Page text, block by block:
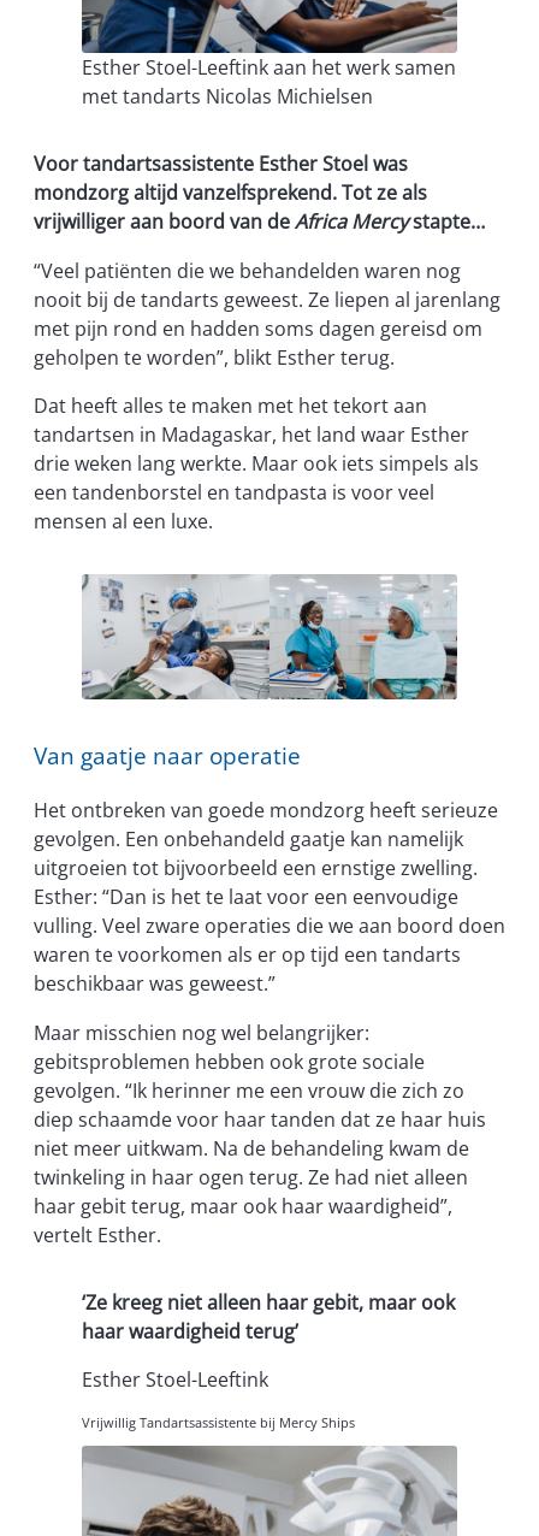
Esther Stoel-Leeftink aan het werk samen
met tandarts Nicolas Michielsen
Voor tandartsassistente Esther Stoel was
mondzorg altijd vanzelfsprekend. Tot ze als
vrijwilliger aan boord van deAfrica Mercystapte…
“Veel patiënten die we behandelden waren nog
nooit bij de tandarts geweest. Ze liepen al jarenlang
met pijn rond en hadden soms dagen gereisd om
geholpen te worden”, blikt Esther terug.
Dat heeft alles te maken met het tekort aan
tandartsen in Madagaskar, het land waar Esther
drie weken lang werkte. Maar ook iets simpels als
een tandenborstel en tandpasta is voor veel
mensen al een luxe.
Van gaatje naar operatie
Het ontbreken van goede mondzorg heeft serieuze
gevolgen. Een onbehandeld gaatje kan namelijk
uitgroeien tot bijvoorbeeld een ernstige zwelling.
Esther: “Dan is het te laat voor een eenvoudige
vulling. Veel zware operaties die we aan boord doen
waren te voorkomen als er op tijd een tandarts
beschikbaar was geweest.”
Maar misschien nog wel belangrijker:
gebitsproblemen hebben ook grote sociale
gevolgen. “Ik herinner me een vrouw die zich zo
diep schaamde voor haar tanden dat ze haar huis
niet meer uitkwam. Na de behandeling kwam de
twinkeling in haar ogen terug. Ze had niet alleen
haar gebit terug, maar ook haar waardigheid”,
vertelt Esther.
‘Ze kreeg niet alleen haar gebit, maar ook
haar waardigheid terug’
Esther Stoel-Leeftink
Vrijwillig Tandartsassistente bij Mercy Ships